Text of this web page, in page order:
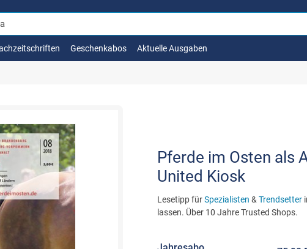
Geschenkabos Aktuelle Ausgaben
Pferde im Osten als
United Kiosk
Lesetipp fürSpezialisten & Trendsetter
lassen. Über 10 Jahre Trusted Shops.